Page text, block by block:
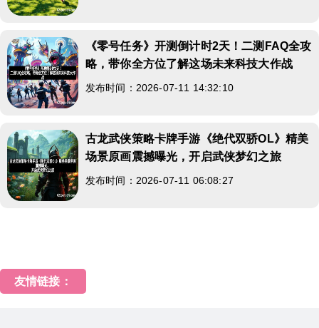
《零号任务》开测倒计时2天！二测FAQ全攻
略，带你全方位了解这场未来科技大作战
发布时间：2026-07-11 14:32:10
古龙武侠策略卡牌手游《绝代双骄OL》精美
场景原画震撼曝光，开启武侠梦幻之旅
发布时间：2026-07-11 06:08:27
友情链接：